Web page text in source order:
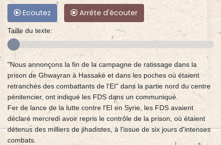
Ecoutez Arrête d'écouter
Taille du texte:
"Nous annonçons la fin de la campagne de ratissage dans la
prison de Ghwayran à Hassaké et dans les poches où étaient
retranchés des combattants de l'EI" dans la partie nord du centre
pénitencier, ont indiqué les FDS dans un communiqué.
Fer de lance de la lutte contre l'EI en Syrie, les FDS avaient
déclaré mercredi avoir repris le contrôle de la prison, où étaient
détenus des milliers de jihadistes, à l'issue de six jours d'intenses
combats.